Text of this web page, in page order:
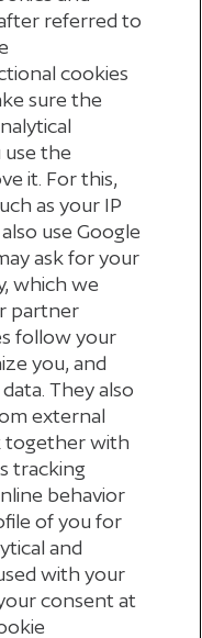
percentages
zijn
je nog pensioen bij
je partner
van het laatst
ontvangen
jaarsalaris tot zij
7 8 9 10
Volgende
referred to
cookies
sure the
the
it. For this,
as your IP
use Google
ask for your
which we
partner
follow your
you, and
They also
external
together with
tracking
behavior
of you for
and
with your
consent at